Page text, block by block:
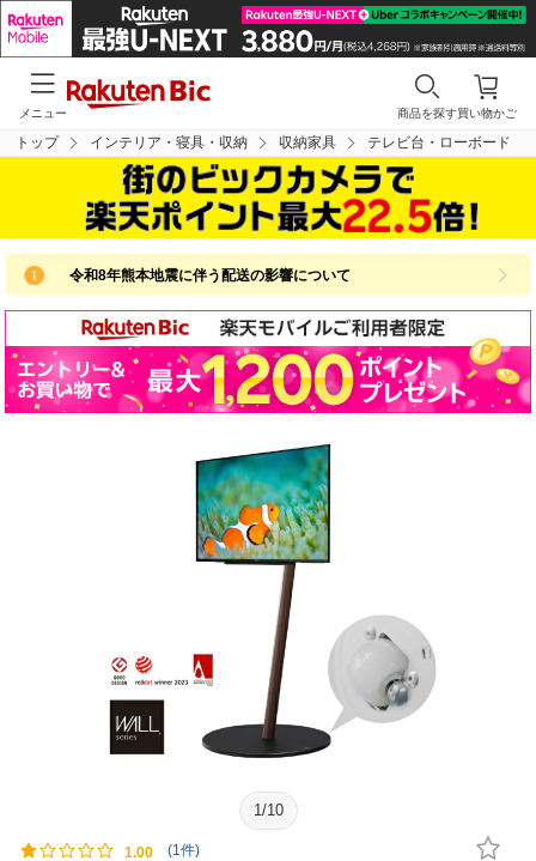
買い物かご
商品を探す
メニュー
トップ インテリア・寝具・収納 収納家具 テレビ台・ローボード
令和8年熊本地震に伴う配送の影響について
1 /10
1.00 (1件)